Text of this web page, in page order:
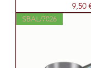
9,50
SBAL/7026